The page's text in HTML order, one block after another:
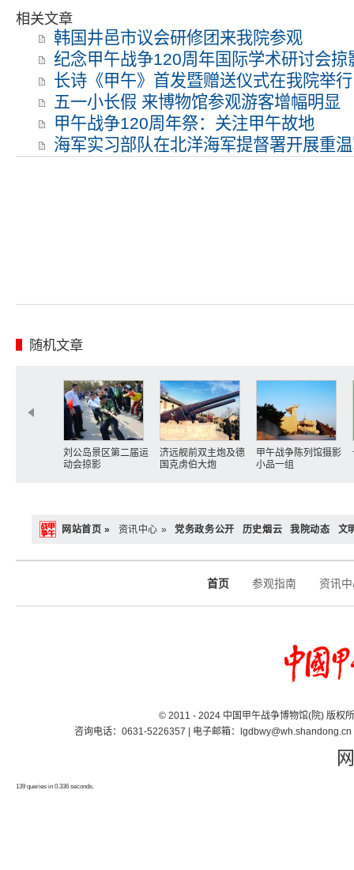
相关文章
韩国井邑市议会研修团来我院参观
纪念甲午战争120周年国际学术研讨会掠
长诗《甲午》首发暨赠送仪式在我院举行
五一小长假 来博物馆参观游客增幅明显
甲午战争120周年祭：关注甲午故地
海军实习部队在北洋海军提督署开展重
随机文章
刘公岛景区第二届运
动会掠影
济远舰前双主炮及德
国克虏伯大炮
甲午战争陈列馆摄影
小品一组
网站首页 » 资讯中心 » 党务政务公开 历史烟云 我院动态 文
首页 参观指南 资讯
© 2011 - 2024 中国甲午战争博物馆(院) 版
咨询电话：0631-5226357 | 电子邮箱：
139 queries in 0.336 seconds.